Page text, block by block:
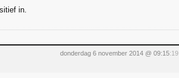
in.
donderdag 6 november 2014 @ 09:15:19